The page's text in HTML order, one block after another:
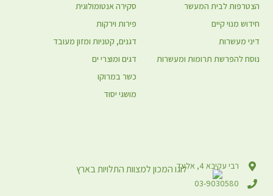
רבי עקיבא 4, אלעד
03-9030580
סקירה אנטומולוגית
פירות וירקות
דגנים, קטניות ומזון מעובד
דגים ומוצרי ים
כשר במרוקו
מושגי יסוד
הצטרפות לבית המעשר
חידוש מנוי קיים
דיני מעשרות
נוסח להפרשת תרומות ומעשרות